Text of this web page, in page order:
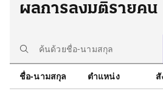
ผลการลงมติรายคน
ชื่อ-นามสกุล ตำแหน่ง